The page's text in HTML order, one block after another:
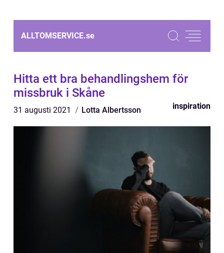
ALLTOMSERVICE.se
Hitta ett bra behandlingshem för
missbruk i Skåne
31 augusti 2021 Lotta Albertsson inspiration